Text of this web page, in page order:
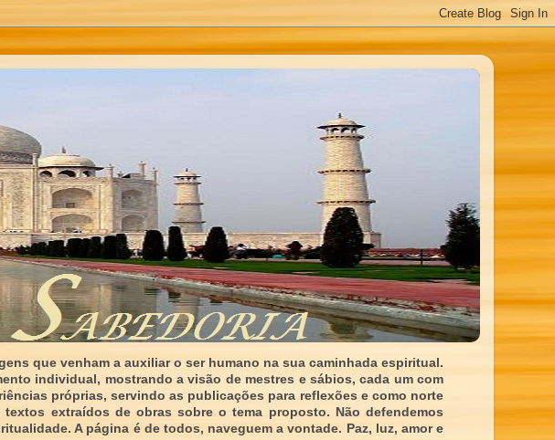
que venham a auxiliar o ser humano na sua caminhada espiritual.
individual, mostrando a visão de mestres e sábios, cada um com
próprias, servindo as publicações para reflexões e como norte
extraídos de obras sobre o tema proposto. Não defendemos
A página é de todos, naveguem a vontade. Paz, luz, amor e